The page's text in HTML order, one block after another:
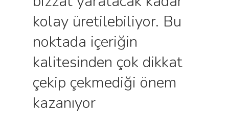
kolay üretilebiliyor. Bu
noktada içeriğin
kalitesinden çok dikkat
çekip çekmediği önem
kazanıyor